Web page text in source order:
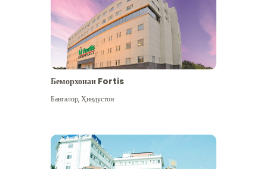
Беморхонаи Fortis
Бангалор,Ҳиндустон